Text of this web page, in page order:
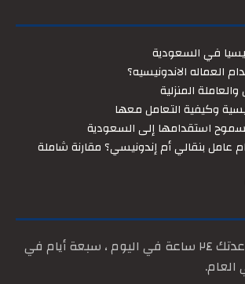
في السعودية
العماله الاندونيسيه؟
المنزلية
وكيفية التعامل معها
استقدامها إلى السعودية
عامل بنقالي أم إندونيسي؟ مقارنة شاملة
دعمنا متاح لمساعدتك ٢٤ ساعة في اليوم ، سبعة أيام في